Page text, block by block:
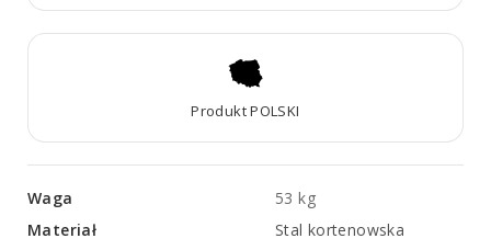
Produkt POLSKI
Waga
53 kg
Materiał
Stal kortenowska